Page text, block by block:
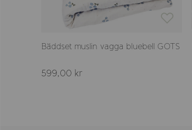
Bäddset muslin vagga bluebell GOTS
599,00 kr